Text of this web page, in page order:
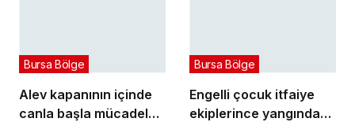
Alev kapanının içinde
canla başla mücadele
Bursa Bölge
Engelli çocuk itfaiye
ekiplerince yangından
Bursa Bölge